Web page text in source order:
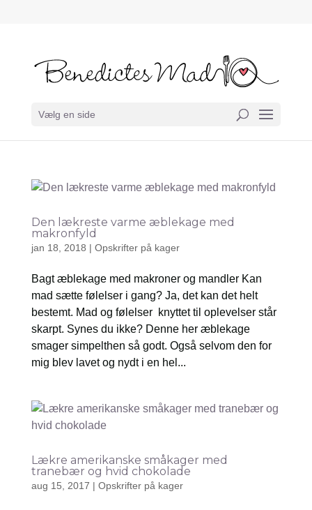
Vælg en side
Den lækreste varme æblekage med
makronfyld
jan 18, 2018 | Opskrifter på kager
Bagt æblekage med makroner og mandler Kan
mad sætte følelser i gang? Ja, det kan det helt
bestemt. Mad og følelser knyttet til oplevelser står
skarpt. Synes du ikke? Denne her æblekage
smager simpelthen så godt. Også selvom den for
mig blev lavet og nydt i en hel...
Lækre amerikanske småkager med
tranebær og hvid chokolade
aug 15, 2017 | Opskrifter på kager